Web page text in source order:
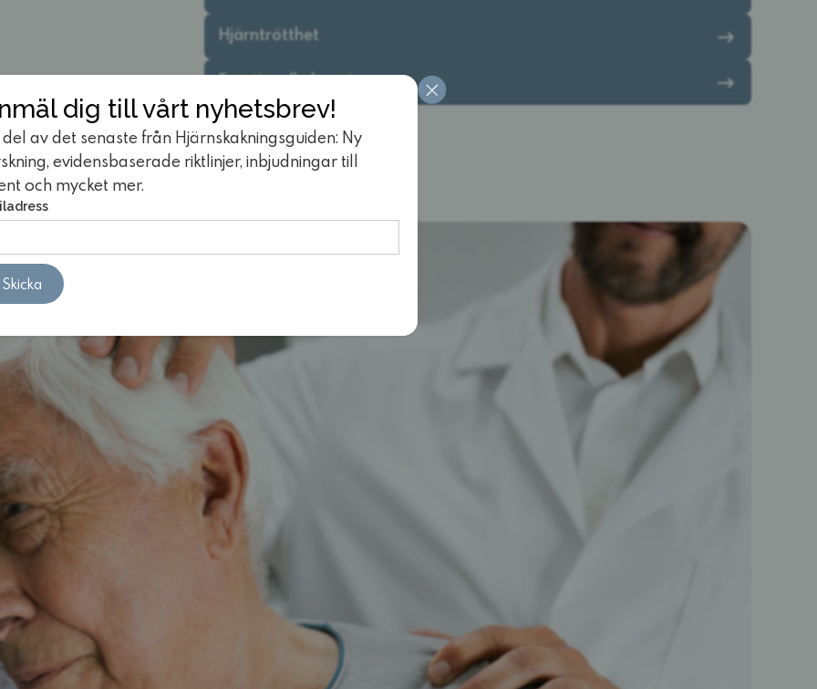
dig till vårt nyhetsbrev!
av det senaste från Hjärnskakningsguiden: Ny
evidensbaserade riktlinjer, inbjudningar till
och mycket mer.
Hjärntrötthet
Emotionella besvär